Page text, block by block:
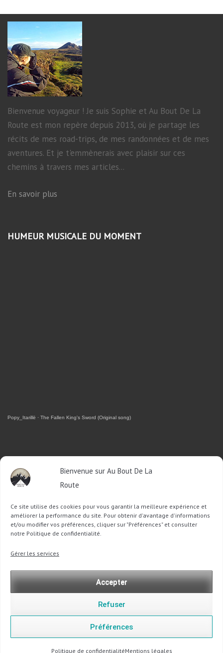
Bienvenue sur Au Bout De La
Route
Ce site utilise des cookies pour vous garantir la meilleure expérience et
améliorer la performance du site. Pour obtenir d'avantage d'informations
et/ou modifier vos préférences, cliquer sur "Préférences" et consulter
notre Politique de confidentialité.
Gérer les services
Accepter
Refuser
Préférences
Politique de confidentialitéMentions légales
Bienvenue voyageur ! Je suis Sophie et Au Bout De La
Route est mon repère depuis 2013, où je partage les
récits de mes road-trips, de mes randonnées et de mes
aventures. Et je t'emmènerais avec plaisir sur ces
chemins à travers mes articles...
En savoir plus
HUMEUR MUSICALE DU MOMENT
Popy_Itarillë · The Fallen King's Sword (Original song)
RETROUVEZ-MOI SUR FACEBOOK
OU SUR TWITTER
Follow @Sophie_ABDLRTweet to @Sophie_ABDLR
:
Copyright @ 2013-2026 Au Bout De La Route |Mentions légales